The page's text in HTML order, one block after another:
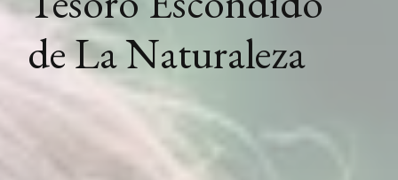
de La Naturaleza